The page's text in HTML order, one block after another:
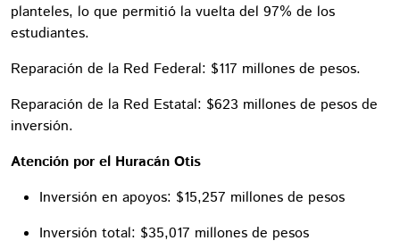
planteles, lo que permitió la vuelta del 97% de los
estudiantes.
Reparación de la Red Federal: $117 millones de pesos.
Reparación de la Red Estatal: $623 millones de pesos de
inversión.
Atención por el Huracán Otis
Inversión en apoyos: $15,257 millones de pesos
Inversión total: $35,017 millones de pesos